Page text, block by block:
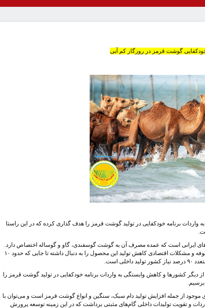
گوشت قرمز در روزگار کم آبی
برنامه خودکفایی در تولید گوشت قرمز را هدف گذاری کرده که در این راستا
ایرانی است که عمده مصرف آن به گوشت گوسفندی، گاو و گوساله اختصاص دارد.
با این حال خشکسالی‌‌های متوالی در سال‌‌های اخیر کمبود منابع آبی و علوفه و مشکلات اقتصادی کاهش تولید این محصول را به دنبال داشته تا جایی که حدود ۱۰
است.
دیگر کشورها و کاهش وابستگی به واردات برنامه خودکفایی در تولید گوشت قرمز را
از جمله افزایش تولید دام سبک، سنگین و انواع گوشت قرمز است و می‌توان با
و تقویت تولیدات داخلی گام‌های مثبتی برداشت که در این زمینه توسعه پرورش